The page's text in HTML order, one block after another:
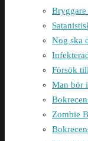
Nog ska
Försök
Man bör
Zombie